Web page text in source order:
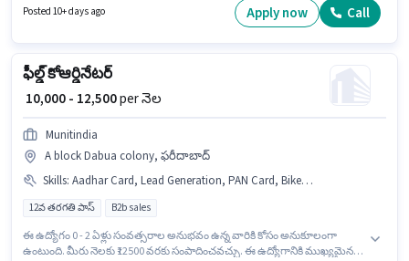
colony, ఫరీదాబాద్ లో ఉంది. ఈ ఉద్యోగంలో అదనపు ప్రయోజనాలు Medical
Posted 10+ days ago Apply now Call
ఫీల్డ్ కోఆర్డినేటర్
₹ 10,000 - 12,500per నెల
Munitindia
A block Dabua colony, ఫరీదాబాద్
Skills: Aadhar Card, Lead Generation, PAN Card, Bike, 2-Wheeler Driving Licence, Bank Account, Smartphone
12వ తరగతి పాస్ B2b sales
ఈ ఉద్యోగం 0 - 2 ఏళ్లు సంవత్సరాల అనుభవం ఉన్న వారికి కోసం అనుకూలంగా
ఉంటుంది. మీరు నెలకు ₹12500 వరకు సంపాదించవచ్చు. ఈ ఉద్యోగానికి ముఖ్యమైన